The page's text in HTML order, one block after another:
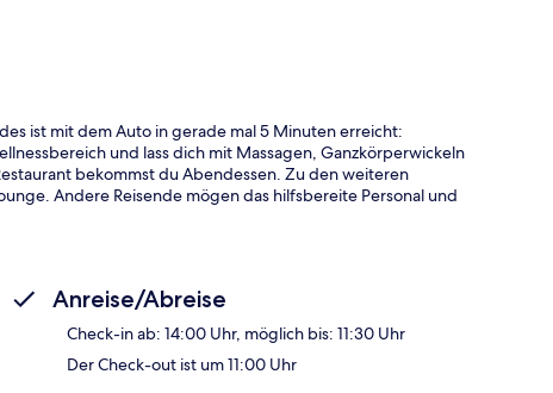
ist mit dem Auto in gerade mal 5 Minuten erreicht:
und lass dich mit Massagen, Ganzkörperwickeln
bekommst du Abendessen. Zu den weiteren
Andere Reisende mögen das hilfsbereite Personal und
Anreise/Abreise
Check-in ab: 14:00 Uhr, möglich bis: 11:30 Uhr
Der Check-out ist um 11:00 Uhr